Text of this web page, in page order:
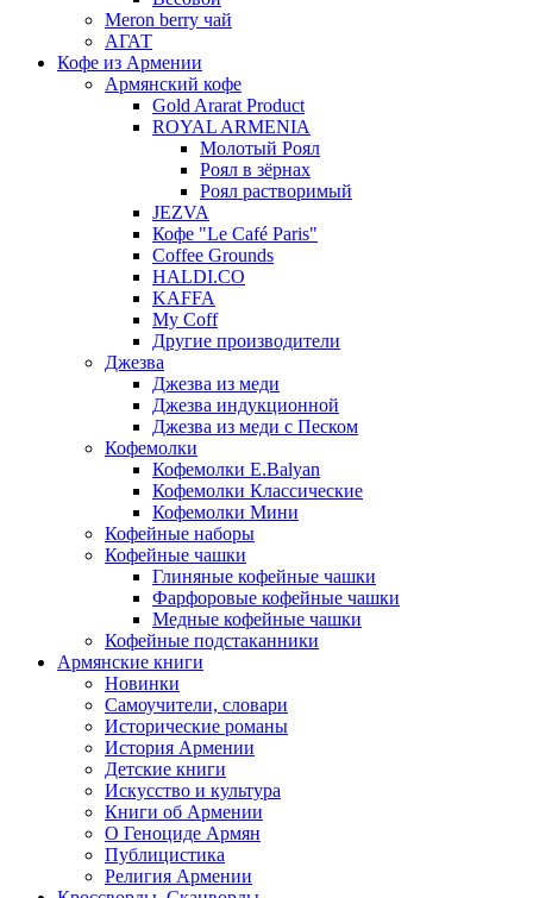
Meron berry чай
АГАТ
Кофе из Армении
Армянский кофе
Gold Ararat Product
ROYAL ARMENIA
Молотый Роял
Роял в зёрнах
Роял растворимый
JEZVA
Кофе "Le Café Paris"
Coffee Grounds
HALDI.CO
KAFFA
My Coff
Другие производители
Джезва
Джезва из меди
Джезва индукционной
Джезва из меди с Песком
Кофемолки
Кофемолки E.Balyan
Кофемолки Классические
Кофемолки Мини
Кофейные наборы
Кофейные чашки
Глиняные кофейные чашки
Фарфоровые кофейные чашки
Медные кофейные чашки
Кофейные подстаканники
Армянские книги
Новинки
Самоучители, словари
Исторические романы
История Армении
Детские книги
Иcкусство и культура
Книги об Армении
О Геноциде Армян
Публицистика
Религия Армении